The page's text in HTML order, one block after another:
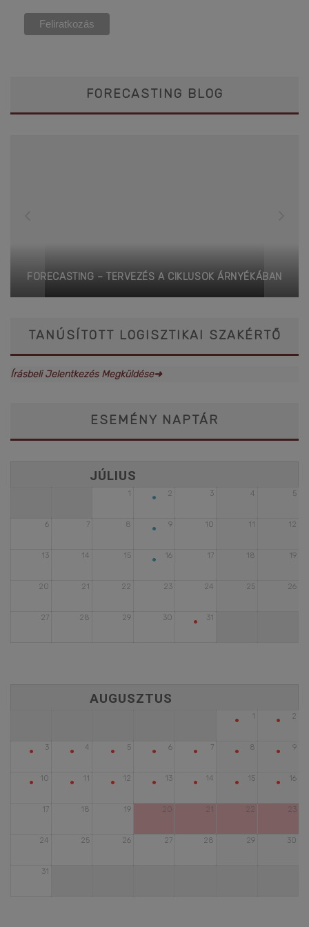
FORECASTING BLOG
FORECASTING – TERVEZÉS A CIKLUSOK ÁRNYÉKÁBAN
TANÚSÍTOTT LOGISZTIKAI SZAKÉRTŐ
Írásbeli Jelentkezés Megküldése➜
ESEMÉNY NAPTÁR
1 2
• 3 4 5
6 7 8 9
• 10 11 12
13 14 15 16
• 17 18 19
20 21 22 23 24 25 26
27 28 29 30 31
•
1
• 2
•
3
• 4
• 5
• 6
• 7
• 8
• 9
•
10
• 11
• 12
• 13
• 14
• 15
• 16
•
17 18 19 20 21 22 23
24 25 26 27 28 29 30
31